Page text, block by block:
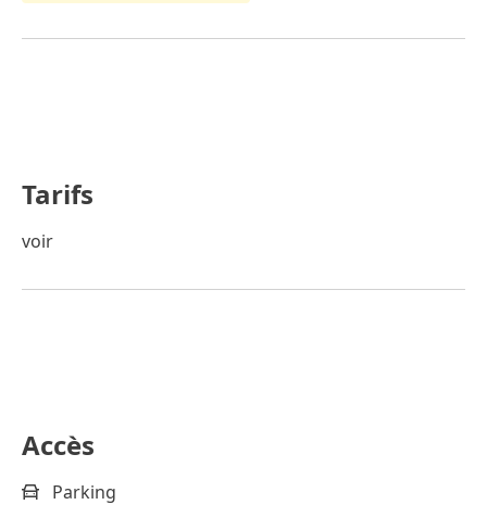
Tarifs
voir
Accès
Parking